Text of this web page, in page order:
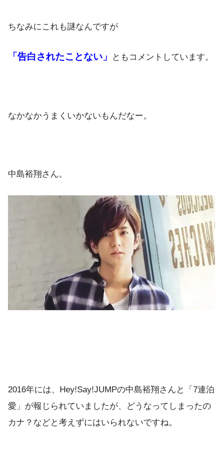
ちなみにこれも謎なんですが
「告白されたことない」 ともコメントしています。
なかなかうまくいかないもんだなー。
中島裕翔さん。
2016年には、Hey!Say!JUMPの中島裕翔さんと「7連泊
愛」が報じられていましたが、どうなってしまったの
カナ？などと考えずにはいられないですね。